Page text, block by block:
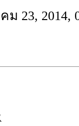
ม 23, 2014,